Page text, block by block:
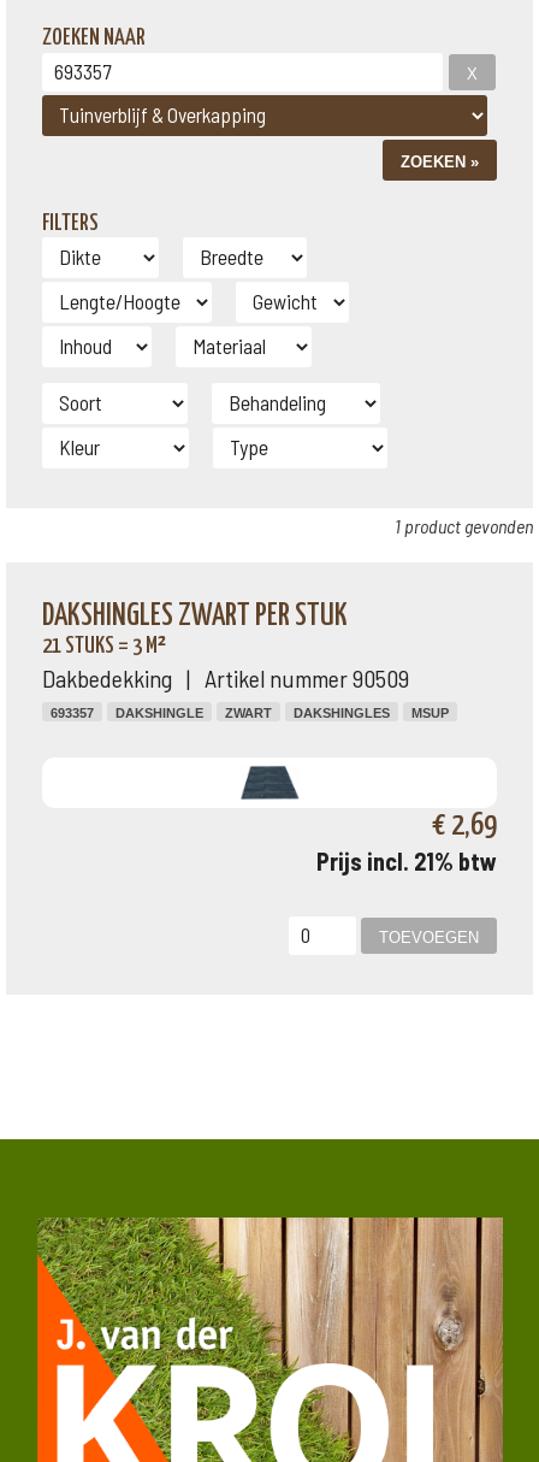
ZOEKEN NAAR
FILTERS
1 product gevonden
DAKSHINGLES ZWART PER STUK
21 STUKS = 3 M²
Dakbedekking | Artikel nummer 90509
693357 DAKSHINGLE ZWART DAKSHINGLES MSUP
€ 2,69
Prijs incl. 21% btw